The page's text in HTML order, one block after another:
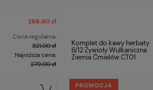
288,90 zł
Cena regularna:
321,00 zł
Najniższa cena:
279,00 zł
Komplet do kawy herbaty
6/12 Żywioły Wulkaniczna
Ziemia Ćmielów CT01
PROMOCJA